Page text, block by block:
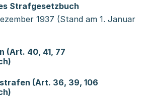
Strafgesetzbuch
1937 (Stand am 1. Januar
(Art. 40, 41, 77
(Art. 36, 39, 106